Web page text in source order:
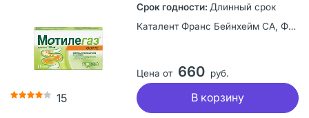
15
Длинный срок
Каталент Франс Бейнхейм СА, Франция
Цена от 660 руб.
В корзину